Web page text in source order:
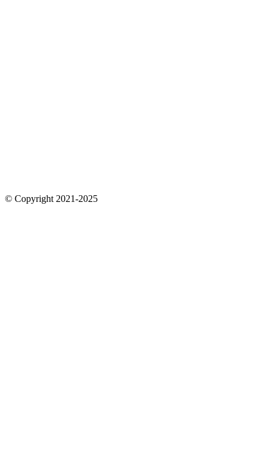
© Copyright 2021-2025